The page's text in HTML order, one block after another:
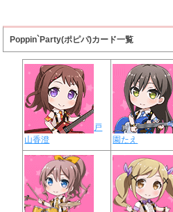
Poppin`Party(ポピパ)カード一覧
戸
山香澄
園たえ